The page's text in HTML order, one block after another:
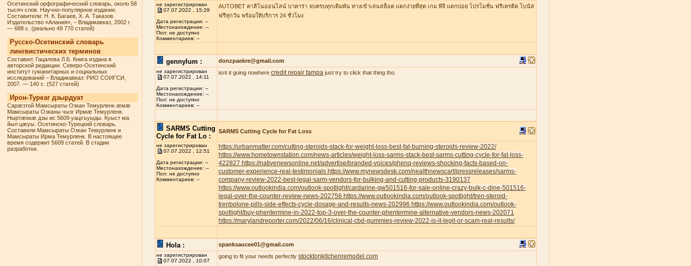
Осетинский орфографический словарь, около 58
тысяч слов. Научно-популярное издание.
Составители: Н. К. Багаев, Х. А. Таказов.
Издательство «Алания», – Владикавказ, 2002 г.
— 688 с. (реально 49 770 статей)
Русско-Осетинский словарь
лингвистических терминов
Составил: Гацалова Л.Б. Книга издана в
авторской редакции. Северо-Осетинский
институт гуманитарных и социальных
исследований – Владикавказ: РИО СОИГСИ,
2007. — 140 с. (527 статей)
Ирон-Туркаг дзырдуат
Сарæзтой Мамсыраты Озкан Темурленк æмæ
Мамсыраты Озканы чызг Ирмæ Темурленк.
Ныртæккæ дзы ис 5609 уацхъуыды. Куыст ма
йыл цæуы. Осетинско-Турецкий словарь.
Составили Мамсыраты Озкан Темурленк и
Мамсыраты Ирма Темурленк. В настоящее
время содержит 5609 статей. В стадии
разработки.
не зарегистрирован
07.07.2022 , 15:29
Дата регистрации: --
Местонахождение: --
Пол: не доступно
Комментариев: --
AUTOBET คาสิโนออนไลน์ บาคาร่า จบครบทุกเดิมพัน ทางเข้าเล่นสล็อต แตกง่ายที่สุด เกม พีจี แตกบ่อย โปรโมชั่น ฟรีเครดิต โบนัส
ฟรีทุกวัน พร้อมให้บริการ 24 ชั่วโมง
gennylum : donzpaekre@gmail.com
не зарегистрирован
07.07.2022 , 14:11
Дата регистрации: --
Местонахождение: --
Пол: не доступно
Комментариев: --
isnt it going nowhere credit repair tampa just try to click that thing tho.
SARMS Cutting
Cycle for Fat Lo :
SARMS Cutting Cycle for Fat Loss
не зарегистрирован
07.07.2022 , 12:51
Дата регистрации: --
Местонахождение: --
Пол: не доступно
Комментариев: --
https://urbanmatter.com/cutting-steroids-stack-for-weight-loss-best-fat-burning-steroids-review-2022/
https://www.hometownstation.com/news-articles/weight-loss-sarms-stack-best-sarms-cutting-cycle-for-fat-loss-
422827 https://nativenewsonline.net/advertise/branded-voices/phenq-reviews-shocking-facts-based-on-
customer-experience-real-testimonials https://www.mynewsdesk.com/nealthnewscart/pressreleases/sarms-
company-review-2022-best-legal-sarm-vendors-for-bulking-and-cutting-products-3190137
https://www.outlookindia.com/outlook-spotlight/cardarine-gw501516-for-sale-online-crazy-bulk-c-dine-501516-
legal-over-the-counter-review-news-202756 https://www.outlookindia.com/outlook-spotlight/tren-steroid-
trenbolone-pills-side-effects-cycle-dosage-and-results-news-202996 https://www.outlookindia.com/outlook-
spotlight/buy-phentermine-in-2022-top-3-over-the-counter-phentermine-alternative-vendors-news-202071
https://marylandreporter.com/2022/06/16/clinical-cbd-gummies-review-2022-is-it-legit-or-scam-real-results/
Hola : spanksaucee01@gmail.com
не зарегистрирован
07.07.2022 , 10:07
going to fit your needs perfectly stocktonkitchenremodel.com